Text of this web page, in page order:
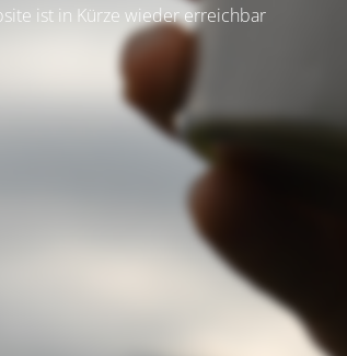
ist in Kürze wieder erreichbar